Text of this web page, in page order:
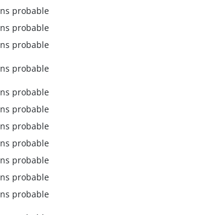
probable
probable
probable
probable
probable
probable
probable
probable
probable
probable
probable